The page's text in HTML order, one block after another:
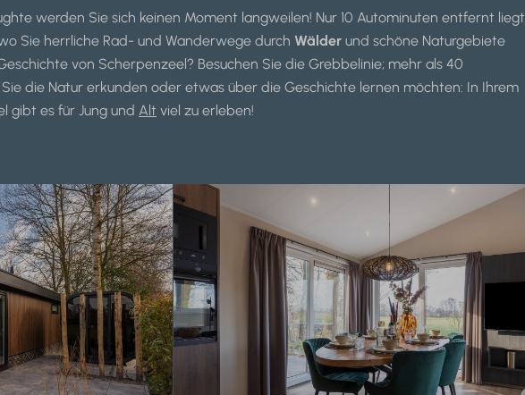
werden Sie sich keinen Moment langweilen! Nur 10 Autominuten entfernt liegt
Sie herrliche Rad- und Wanderwege durch Wälder und schöne Naturgebiete
von Scherpenzeel? Besuchen Sie die Grebbelinie; mehr als 40
die Natur erkunden oder etwas über die Geschichte lernen möchten: In Ihrem
gibt es für Jung und Alt viel zu erleben!